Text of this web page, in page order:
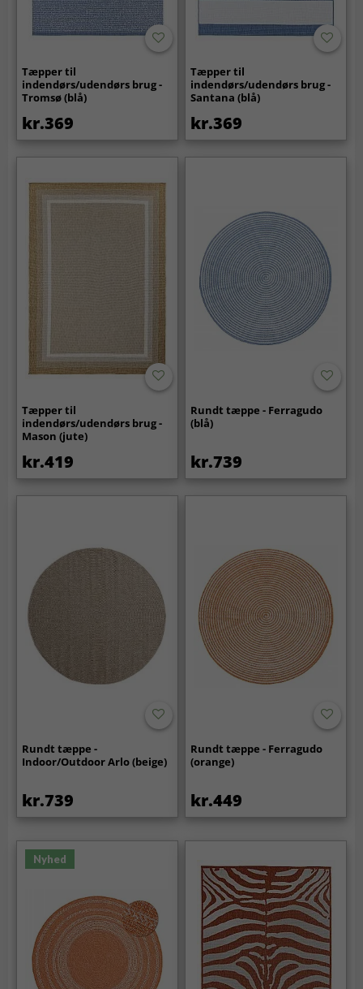
Tæpper til
indendørs/udendørs brug -
Tromsø (blå)
kr.369
Tæpper til
indendørs/udendørs brug -
Santana (blå)
kr.369
Tæpper til
indendørs/udendørs brug -
Mason (jute)
kr.419
Rundt tæppe - Ferragudo
(blå)
kr.739
Rundt tæppe -
Indoor/Outdoor Arlo (beige)
kr.739
Rundt tæppe - Ferragudo
(orange)
kr.449
Nyhed